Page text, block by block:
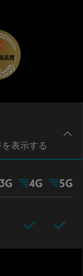
を表示する